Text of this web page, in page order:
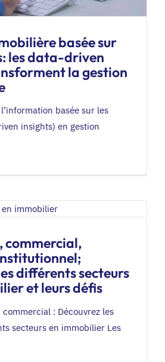
basée sur
les data-driven
la gestion
basée sur les
insights) en gestion
commercial,
différents secteurs
et leurs défis
: Découvrez les
secteurs en immobilier Les